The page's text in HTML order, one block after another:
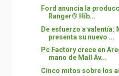
Ford anuncia la
Ranger® Híb...
De esfuerzo a valentía:
presenta su nuevo ...
Pc Factory crece en
mano de Mall Av...
Cinco mitos sobre los